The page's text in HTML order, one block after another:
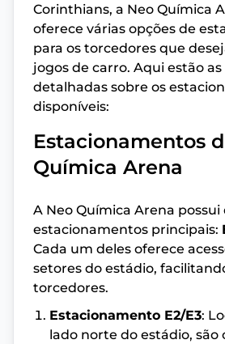
Corinthians, a Neo Química
oferece várias opções de
para os torcedores que
jogos de carro. Aqui estão
detalhadas sobre os
disponíveis:
Estacionamentos
Química Arena
A Neo Química Arena
estacionamentos principais:
Cada um deles oferece
setores do estádio,
torcedores.
Estacionamento E2/E3:
lado norte do estádio, são